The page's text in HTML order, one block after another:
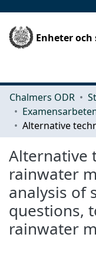
Enheter
Chalmers ODR
Alternative
rainwater
analysis of
questions,
rainwater